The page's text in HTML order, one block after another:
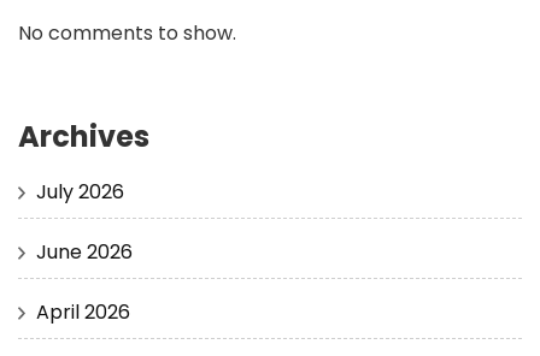
No comments to show.
Archives
July 2026
June 2026
April 2026